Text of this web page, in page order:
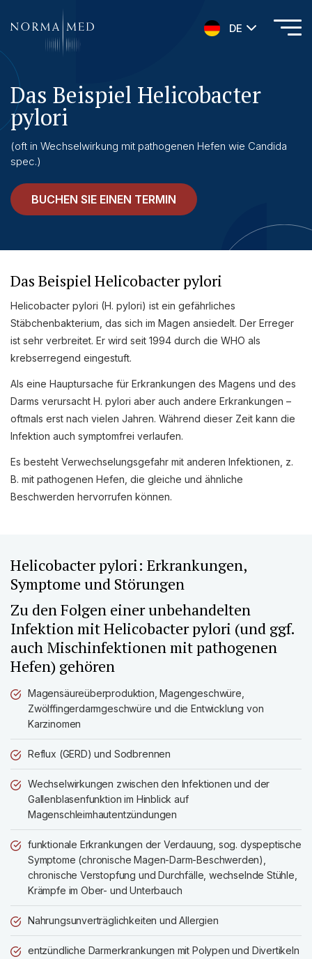
DE
HOME
NEUES ZU SCHLAFSTÖRUNGEN
UNSERE METHODE
URSACHENMEDIZIN
UNSERE CHECK UPS
PUBLIKATIONEN
MEDICAL HISTORY
EINLOGGEN
ALLGEMEINE GESCHÄFTSBEDINGUNGEN
NORMAMED SERVICE
Ärztehaus Mitte,In den Ministergärten 1,
10117 Berlin
Das Beispiel Helicobacter
pylori
(oft in Wechselwirkung mit pathogenen Hefen wie Candida
spec.)
BUCHEN SIE EINEN TERMIN
Das Beispiel Helicobacter pylori
Helicobacter pylori (H. pylori) ist ein gefährliches
Stäbchenbakterium, das sich im Magen ansiedelt. Der Erreger
ist sehr verbreitet. Er wird seit 1994 durch die WHO als
krebserregend eingestuft.
Als eine Hauptursache für Erkrankungen des Magens und des
Darms verursacht H. pylori aber auch andere Erkrankungen –
oftmals erst nach vielen Jahren. Während dieser Zeit kann die
Infektion auch symptomfrei verlaufen.
Es besteht Verwechselungsgefahr mit anderen Infektionen, z.
B. mit pathogenen Hefen, die gleiche und ähnliche
Beschwerden hervorrufen können.
Helicobacter pylori: Erkrankungen,
Symptome und Störungen
Zu den Folgen einer unbehandelten
Infektion mit Helicobacter pylori (und ggf.
auch Mischinfektionen mit pathogenen
Hefen) gehören
Magensäureüberproduktion, Magengeschwüre,
Zwölffingerdarmgeschwüre und die Entwicklung von
Karzinomen
Reflux (GERD) und Sodbrennen
Wechselwirkungen zwischen den Infektionen und der
Gallenblasenfunktion im Hinblick auf
Magenschleimhautentzündungen
funktionale Erkrankungen der Verdauung, sog. dyspeptische
Symptome (chronische Magen-Darm-Beschwerden),
chronische Verstopfung und Durchfälle, wechselnde Stühle,
Krämpfe im Ober- und Unterbauch
Nahrungsunverträglichkeiten und Allergien
entzündliche Darmerkrankungen mit Polypen und Divertikeln